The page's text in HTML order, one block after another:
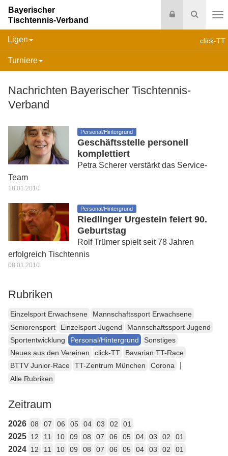
Suche
Login
Bayerischer
Tischtennis-Verband
click-TT
Ligen
Turniere
Nachrichten Bayerischer Tischtennis-
Verband
Personal/Hintergrund
Geschäftsstelle personell
komplettiert
Petra Scherer verstärkt das Service-
Team
18.01.2010
Personal/Hintergrund
Riedlinger Urgestein feiert 90.
Geburtstag
Rolf Trümer spielt seit 78 Jahren
erfolgreich Tischtennis
08.01.2010
Rubriken
Einzelsport Erwachsene
Mannschaftssport Erwachsene
Seniorensport
Einzelsport Jugend
Mannschaftssport Jugend
Sportentwicklung
Personal/Hintergrund
Sonstiges
Neues aus den Vereinen
click-TT
Bavarian TT-Race
BTTV Junior-Race
TT-Zentrum München Corona
Alle Rubriken
Zeitraum
2026 08 07 06 05 04 03 02 01
2025 12 11 10 09 08 07 06 05 04 03 02 01
2024 12 11 10 09 08 07 06 05 04 03 02 01